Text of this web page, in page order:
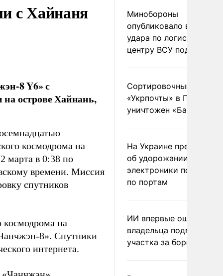
с Хайнаня
8 Y6» с
острове Хайнань,
космодрома на
марта в 0:38 по
времени. Миссия
спутников
на
8». Спутники
интернета.
Минобороны
опубликовало видео
удара по
центру ВСУ под Киевом
Сортировочный пункт
«Укрпочты» в
уничтожен
На Украине
об удорожании
электроники после
по портам
ИИ впервые
владельца
участка за борщевик